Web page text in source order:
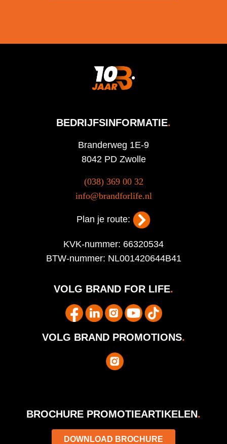
BEDRIJFSINFORMATIE.
Branderweg 1E-9
8042 PD Zwolle
(038) 369 00 32
info@brandforlife.nl
Plan je route:
KVK-nummer: 66320534
BTW-nummer: NL001420644B41
VOLG BRAND FOR LIFE.
VOLG BRAND PROMOTIONS.
BROCHURE PROMOTIEARTIKELEN.
DOWNLOAD BROCHURE